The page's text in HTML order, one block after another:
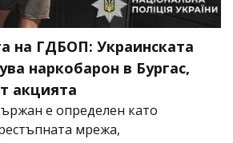
на ГДБОП: Украинската
наркобарон в Бургас,
акцията
е определен като
мрежа,